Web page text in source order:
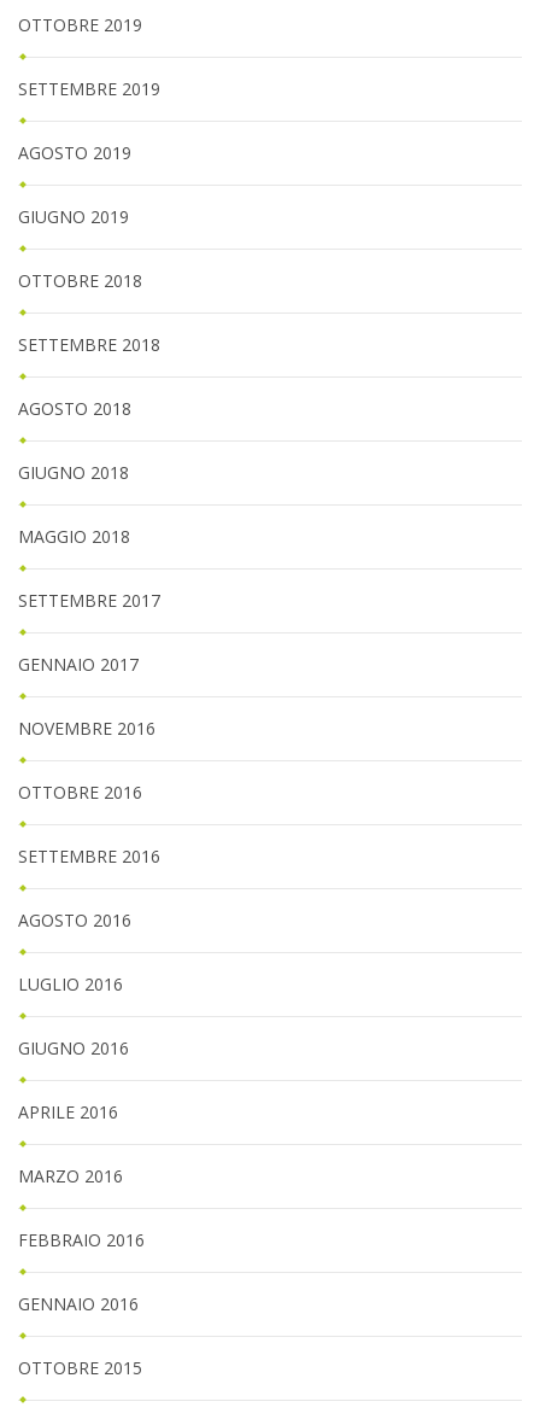
OTTOBRE 2019
SETTEMBRE 2019
AGOSTO 2019
GIUGNO 2019
OTTOBRE 2018
SETTEMBRE 2018
AGOSTO 2018
GIUGNO 2018
MAGGIO 2018
SETTEMBRE 2017
GENNAIO 2017
NOVEMBRE 2016
OTTOBRE 2016
SETTEMBRE 2016
AGOSTO 2016
LUGLIO 2016
GIUGNO 2016
APRILE 2016
MARZO 2016
FEBBRAIO 2016
GENNAIO 2016
OTTOBRE 2015